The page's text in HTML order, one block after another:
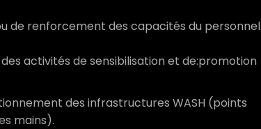
de renforcement des capacités du personnel
activités de sensibilisation et de:promotion
des infrastructures WASH (points
mains).